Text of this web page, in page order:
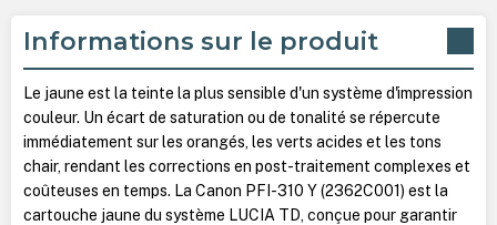
Informations sur le produit
Le jaune est la teinte la plus sensible d'un système d'impression
couleur. Un écart de saturation ou de tonalité se répercute
immédiatement sur les orangés, les verts acides et les tons
chair, rendant les corrections en post-traitement complexes et
coûteuses en temps. La Canon PFI-310 Y (2362C001) est la
cartouche jaune du système LUCIA TD, conçue pour garantir